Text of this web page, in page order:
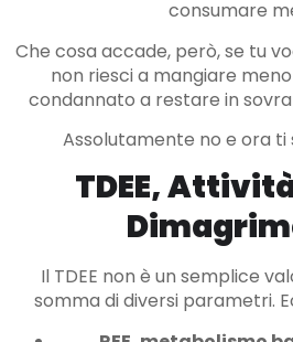
consumare
Che cosa accade, però, se tu
non riesci a mangiare meno
condannato a restare in
Assolutamente no e ora ti
TDEE,
Il TDEE non è un semplice
somma di diversi parametri.